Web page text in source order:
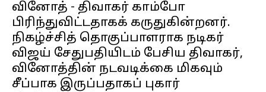
வினோத் - திவாகர் காம்போ
பிரிந்துவிட்டதாகக் கருதுகின்றனர்.
நிகழ்ச்சித் தொகுப்பாளராக நடிகர்
விஜய் சேதுபதியிடம் பேசிய திவாகர்,
வினோத்தின் நடவடிக்கை மிகவும்
சீப்பாக இருப்பதாகப் புகார்